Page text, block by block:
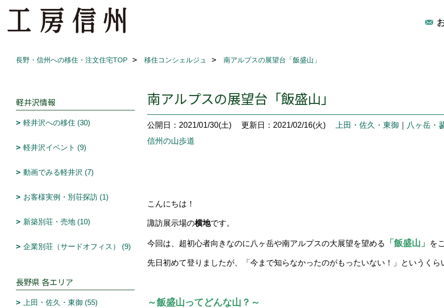
長野・信州への移住・注文住宅TOP 移住コンシェルジュ 南アルプスの展望台「飯盛山」
南アルプスの展望台「飯盛山」
公開日：2021/01/30(土) 更新日：2021/02/16(火) 上田・佐久・東御
八ヶ岳・
信州の山歩道
こんにちは！
諏訪展示場の横地です。
今回は、超初心者向きなのに八ヶ岳や南アルプスの大展望を望める 「飯盛山」 を
先日初めて登りましたが、「今まで知らなかったのがもったいない！」というくら
～飯盛山ってどんな山？～
軽井沢情報
軽井沢への移住 (30)
軽井沢イベント (9)
動画でみる軽井沢 (7)
お客様実例・別荘探訪 (1)
新築別荘・売地 (10)
企業別荘（サードオフィス） (9)
長野県 各エリア
上田・佐久・東御 (55)